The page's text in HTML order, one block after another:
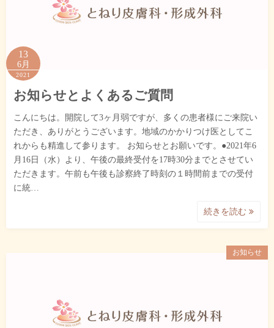
13
6月
2021
お知らせとよくあるご質問
こんにちは。開院して3ヶ月弱ですが、多くの患者様にご来院い
ただき、ありがとうございます。地域のかかりつけ医としてこ
れからも精進して参ります。 お知らせとお願いです。●2021年6
月16日（水）より、午後の最終受付を17時30分までとさせてい
ただきます。午前も午後も診察終了時刻の１時間前までの受付
に統…
続きを読む
お知らせ